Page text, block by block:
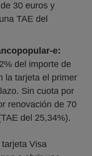
30 euros y
TAE del
e:
del importe de
la tarjeta el primer
Sin cuota por
renovación de 70
del 25,34%).
Visa